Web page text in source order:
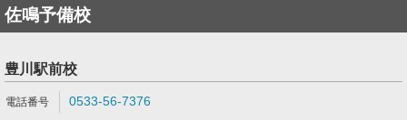
佐鳴予備校
豊川駅前校
0533-56-7376